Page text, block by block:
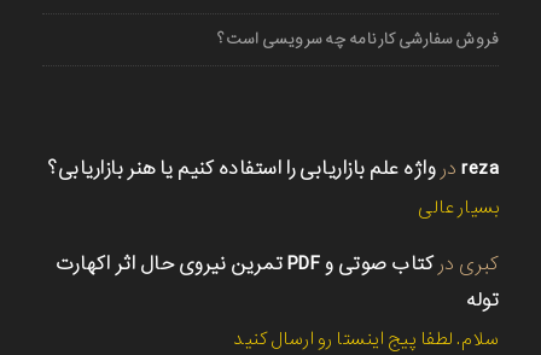
فروش سفارشی کارنامه چه سرویسی است؟
reza در واژه علم بازاریابی را استفاده کنیم یا هنر بازاریابی؟
بسیار عالی
کبری در
کتاب صوتی و PDF تمرین نیروی حال اثر اکهارت
توله
سلام. لطفا پیج اینستا رو ارسال کنید